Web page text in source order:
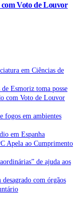
Voto de Louvor
em Ciências de
Esmoriz toma posse
com Voto de Louvor
fogos em ambientes
em Espanha
Apela ao Cumprimento
de ajuda aos
com órgãos